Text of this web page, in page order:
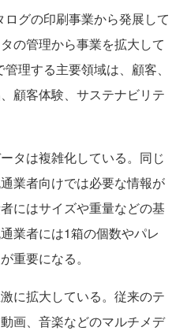
グの印刷事業から発展して
の管理から事業を拡大して
理する主要領域は、顧客、
顧客体験、サステナビリテ
タは複雑化している。同じ
業者向けでは必要な情報が
にはサイズや重量などの基
業者には1箱の個数やパレ
重要になる。
に拡大している。従来のテ
画、音楽などのマルチメデ